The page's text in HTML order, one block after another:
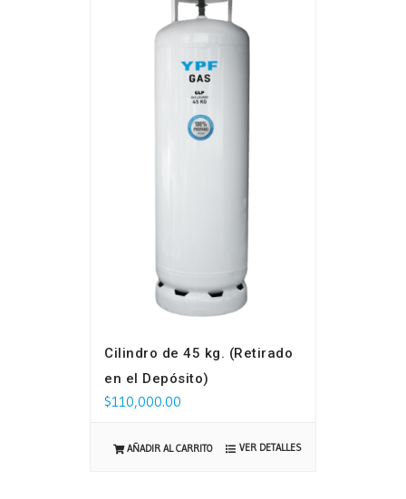
Cilindro de 45 kg. (Retirado
en el Depósito)
$110,000.00
AÑADIR AL CARRITO VER DETALLES